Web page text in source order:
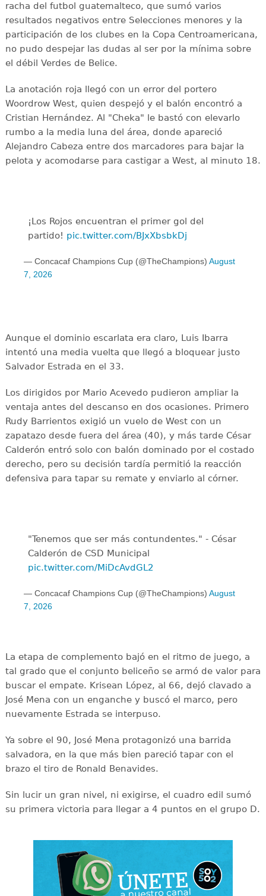
racha del futbol guatemalteco, que sumó varios
resultados negativos entre Selecciones menores y la
participación de los clubes en la Copa Centroamericana,
no pudo despejar las dudas al ser por la mínima sobre
el débil Verdes de Belice.
La anotación roja llegó con un error del portero
Woordrow West, quien despejó y el balón encontró a
Cristian Hernández. Al "Cheka" le bastó con elevarlo
rumbo a la media luna del área, donde apareció
Alejandro Cabeza entre dos marcadores para bajar la
pelota y acomodarse para castigar a West, al minuto 18.
¡Los Rojos encuentran el primer gol del
partido! pic.twitter.com/BJxXbsbkDj
— Concacaf Champions Cup (@TheChampions) August
7, 2026
Aunque el dominio escarlata era claro, Luis Ibarra
intentó una media vuelta que llegó a bloquear justo
Salvador Estrada en el 33.
Los dirigidos por Mario Acevedo pudieron ampliar la
ventaja antes del descanso en dos ocasiones. Primero
Rudy Barrientos exigió un vuelo de West con un
zapatazo desde fuera del área (40), y más tarde César
Calderón entró solo con balón dominado por el costado
derecho, pero su decisión tardía permitió la reacción
defensiva para tapar su remate y enviarlo al córner.
"Tenemos que ser más contundentes." - César
Calderón de CSD Municipal ️
pic.twitter.com/MiDcAvdGL2
— Concacaf Champions Cup (@TheChampions) August
7, 2026
La etapa de complemento bajó en el ritmo de juego, a
tal grado que el conjunto beliceño se armó de valor para
buscar el empate. Krisean López, al 66, dejó clavado a
José Mena con un enganche y buscó el marco, pero
nuevamente Estrada se interpuso.
Ya sobre el 90, José Mena protagonizó una barrida
salvadora, en la que más bien pareció tapar con el
brazo el tiro de Ronald Benavides.
Sin lucir un gran nivel, ni exigirse, el cuadro edil sumó
su primera victoria para llegar a 4 puntos en el grupo D.